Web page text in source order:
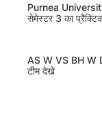
Purnea
सेमेस्टर 3 का
AS W VS BH W
टीम देखे